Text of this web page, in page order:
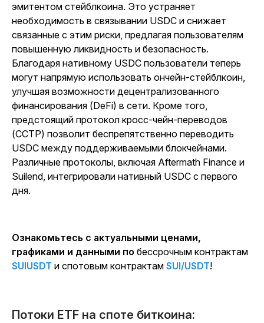
эмитентом стейблкоина. Это устраняет
необходимость в связывании USDC и снижает
связанные с этим риски, предлагая пользователям
повышенную ликвидность и безопасность.
Благодаря нативному USDC пользователи теперь
могут напрямую использовать ончейн-стейблкоин,
улучшая возможности децентрализованного
финансирования (DeFi) в сети. Кроме того,
предстоящий протокол кросс-чейн-переводов
(CCTP) позволит беспрепятственно переводить
USDC между поддерживаемыми блокчейнами.
Различные протоколы, включая Aftermath Finance и
Suilend, интегрировали нативный USDC с первого
дня.
Ознакомьтесь с актуальными ценами,
графиками и данными по бессрочным контрактам
SUIUSDT и спотовым контрактам SUI/USDT!
Потоки ETF на споте биткоина: